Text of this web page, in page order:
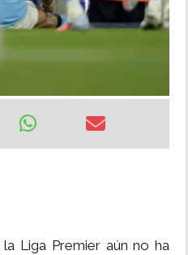
Liga Premier aún no ha